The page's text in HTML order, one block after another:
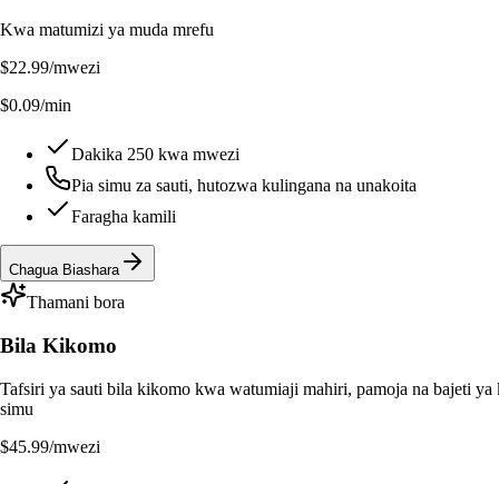
Kwa matumizi ya muda mrefu
$22.99/mwezi
$0.09/min
Dakika 250 kwa mwezi
Pia simu za sauti, hutozwa kulingana na unakoita
Faragha kamili
Chagua Biashara
Thamani bora
Bila Kikomo
Tafsiri ya sauti bila kikomo kwa watumiaji mahiri, pamoja na bajeti ya
simu
$45.99/mwezi